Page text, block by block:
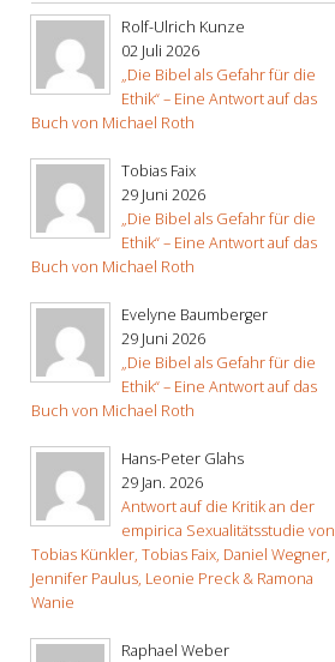
Rolf-Ulrich Kunze
02 Juli 2026
„Die Bibel als Gefahr für die
Ethik“ – Eine Antwort auf das
Buch von Michael Roth
Tobias Faix
29 Juni 2026
„Die Bibel als Gefahr für die
Ethik“ – Eine Antwort auf das
Buch von Michael Roth
Evelyne Baumberger
29 Juni 2026
„Die Bibel als Gefahr für die
Ethik“ – Eine Antwort auf das
Buch von Michael Roth
Hans-Peter Glahs
29 Jan. 2026
Antwort auf die Kritik an der
empirica Sexualitätsstudie von
Tobias Künkler, Tobias Faix, Daniel Wegner,
Jennifer Paulus, Leonie Preck & Ramona
Wanie
Raphael Weber